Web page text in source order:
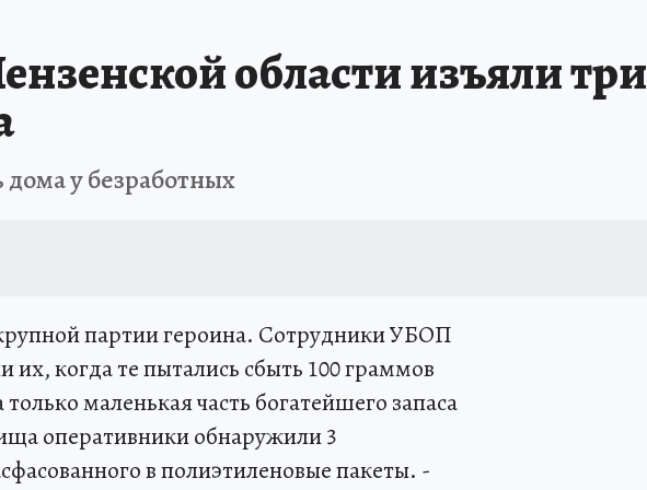
области изъяли три
у безработных
партии героина. Сотрудники УБОП
когда те пытались сбыть 100 граммов
маленькая часть богатейшего запаса
оперативники обнаружили 3
в полиэтиленовые пакеты. -